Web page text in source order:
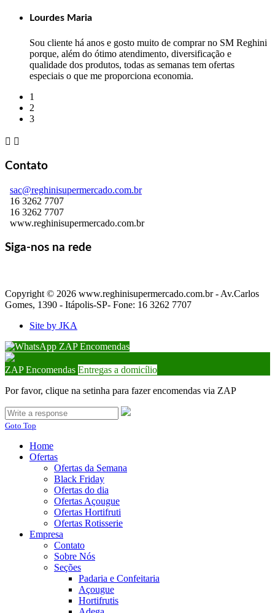
Lourdes Maria
Sou cliente há anos e gosto muito de comprar no SM Reghini
porque, além do ótimo atendimento, diversificação e
qualidade dos produtos, todas as semanas tem ofertas
especiais o que me proporciona economia.
1
2
3
 
Contato
sac@reghinisupermercado.com.br
16 3262 7707
16 3262 7707
www.reghinisupermercado.com.br
Siga-nos na rede
Copyright © 2026 www.reghinisupermercado.com.br - Av.Carlos
Gomes, 1390 - Itápolis-SP- Fone: 16 3262 7707
Site by JKA
ZAP Encomendas
ZAP Encomendas Entregas a domicílio
Por favor, clique na setinha para fazer encomendas via ZAP
Goto Top
Home
Ofertas
Ofertas da Semana
Black Friday
Ofertas do dia
Ofertas Açougue
Ofertas Hortifruti
Ofertas Rotisserie
Empresa
Contato
Sobre Nós
Seções
Padaria e Confeitaria
Açougue
Hortifrutis